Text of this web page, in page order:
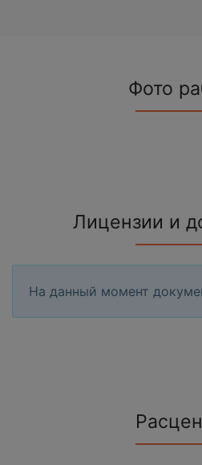
Фото
Лицензии и
На данный момент